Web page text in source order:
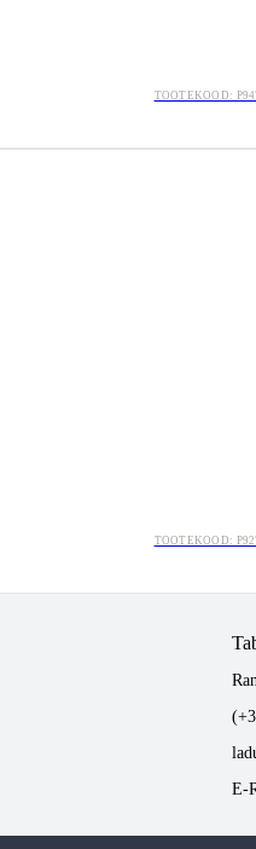
TOOTEKOOD:
TOOTEKOOD:
E-